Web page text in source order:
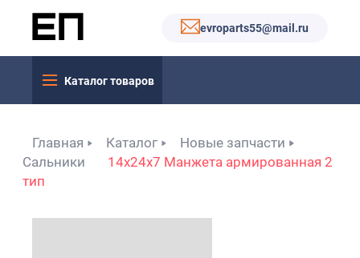
evroparts55@mail.ru
Каталог товаров
Главная Каталог
Новые запчасти
Сальники
14x24x7 Манжета армированная 2
тип